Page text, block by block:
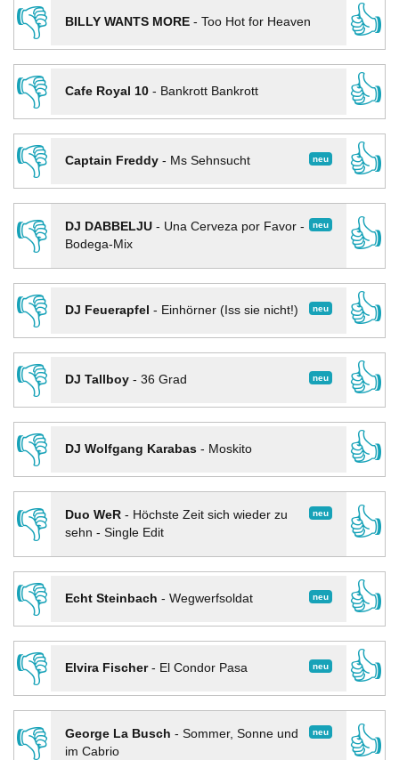
👎
BILLY WANTS MORE- Too Hot for Heaven
👍
👎
Cafe Royal 10- Bankrott Bankrott
👍
👎
neu
Captain Freddy- Ms Sehnsucht
👍
👎
neu
DJ DABBELJU- Una Cerveza por Favor -
Bodega-Mix
👍
👎
neu
DJ Feuerapfel - Einhörner (Iss sie nicht!)
👍
👎
neu
DJ Tallboy- 36 Grad
👍
👎
DJ Wolfgang Karabas- Moskito
👍
👎
neu
Duo WeR- Höchste Zeit sich wieder zu
sehn - Single Edit
👍
👎
neu
Echt Steinbach - Wegwerfsoldat
👍
👎
neu
Elvira Fischer- El Condor Pasa
👍
👎
neu
George La Busch - Sommer, Sonne und
im Cabrio
👍